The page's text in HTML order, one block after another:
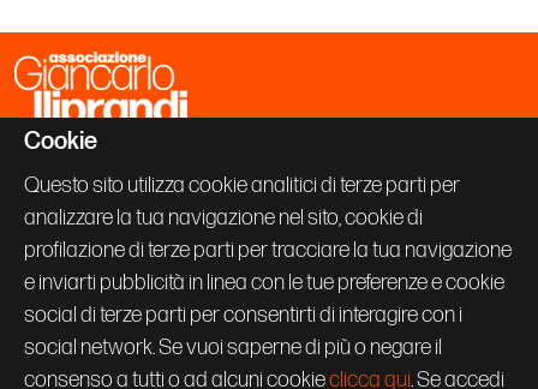
Cookie
Questo sito utilizza cookie analitici di terze parti per
analizzare la tua navigazione nel sito, cookie di
profilazione di terze parti per tracciare la tua navigazione
e inviarti pubblicità in linea con le tue preferenze e cookie
social di terze parti per consentirti di interagire con i
social network. Se vuoi saperne di più o negare il
consenso a tutti o ad alcuni cookieclicca qui. Se accedi
Associazione Giancarlo Iliprandi
20131 Milano
+39 02 70600843
info@giancarloiliprandi.net
PRIVACY POLICY
COOKIE
CREDITS